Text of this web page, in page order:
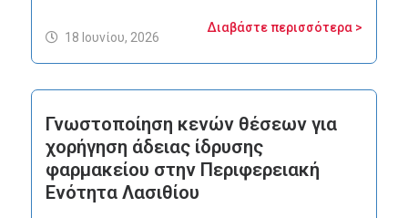
Διαβάστε περισσότερα >
18 Ιουνίου, 2026
Γνωστοποίηση κενών θέσεων για
χορήγηση άδειας ίδρυσης
φαρμακείου στην Περιφερειακή
Ενότητα Λασιθίου